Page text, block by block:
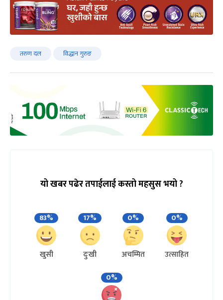
तरुण दल विद्धान गुरुङ
यो खबर पढेर तपाईलाई कस्तो महसुस भयो ?
83%
खुसी
17%
दुःखी
0%
अचम्मित
0%
उत्साहित
0%